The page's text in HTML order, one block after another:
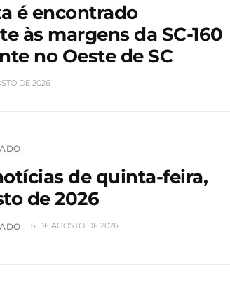
é encontrado
às margens da SC-160
no Oeste de SC
DE 2026
de quinta-feira,
de 2026
6 DE AGOSTO DE 2026